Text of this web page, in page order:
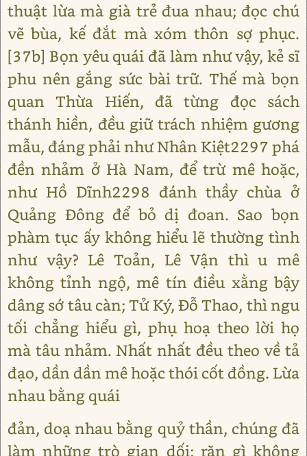
thuật lừa mà già trẻ đua nhau; đọc chú
vẽ bùa, kế đắt mà xóm thôn sợ phục.
[37b] Bọn yêu quái đã làm như vậy, kẻ sĩ
phu nên gắng sức bài trữ. Thế mà bọn
quan Thừa Hiến, đã từng đọc sách
thánh hiền, đều giữ trách nhiệm gương
mẫu, đáng phải như Nhân Kiệt2297 phá
đền nhảm ở Hà Nam, để trừ mê hoặc,
như Hồ Dĩnh2298 đánh thầy chùa ở
Quảng Đông để bỏ dị đoan. Sao bọn
phàm tục ấy không hiểu lẽ thường tình
như vậy? Lê Toản, Lê Vận thì u mê
không tỉnh ngộ, mê tín điều xằng bậy
dâng sớ tâu càn; Tử Ký, Đỗ Thao, thì ngu
tối chẳng hiểu gì, phụ hoạ theo lời họ
mà tâu nhảm. Nhất nhất đều theo về tả
đạo, dần dần mê hoặc thói cốt đồng. Lừa
nhau bằng quái
đản, doạ nhau bằng quỷ thần, chúng đã
làm những trò gian dối; răn gì không